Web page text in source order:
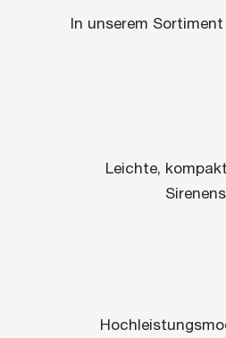
In unserem
Leichte,